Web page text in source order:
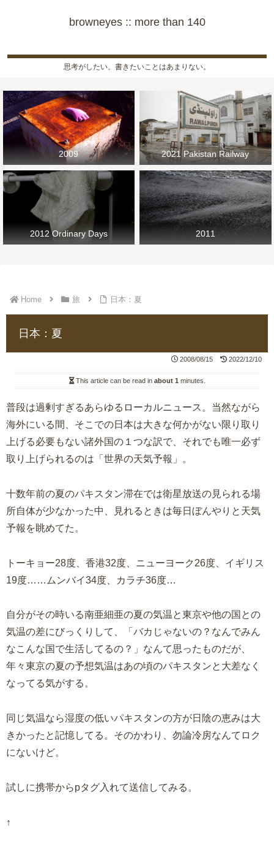
browneyes :: more than 140
思考がしたい。書きたいことはあまりない。
2009 2021 Pakistan Railway
2012 Ordinary Days 2011
Home 旅 日本：夏
日本：夏
2008/08/15 2022/12/10
This article can be read in about 1 minutes.
普段は過剰すぎるあらゆるローカルニュース。当然ながら
海外にいる間、そこでの日本は大きな何かがない限り取り
上げる必要もない諸外国の１つな訳で、それでも唯一必ず
取り上げられるのは「世界の天気予報」。
十数年前の夏のパキスタン滞在では衛星放送の見られる場
所自体が少なかった中、見れるときは毎日ぼんやりと天気
予報を眺めてた。
トーキョー28度、香港32度、ニューヨーク26度、イギリス
19度……ムンバイ34度、カラチ36度…
自分がその時いる南亜細亜の夏の気温と東京や他の国との
気温の差にびっくりして、「バカじゃないの？なんでみん
なこんな国で生活してるの？」なんて思ったものだが、
年々東京の夏の予想気温はあの頃のパキスタンと大差なく
なってる気がする。
同じ気温なら湿度の低いパキスタンの方が日陰の恵みは大
きかったと記憶してる。そのかわり、勿論冷房なんてロク
にないけど。
試しに携帯からpタグ入れて送信してみる。
↑